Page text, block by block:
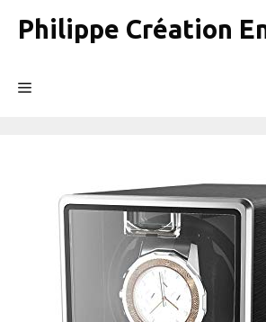
Philippe Création
Menu